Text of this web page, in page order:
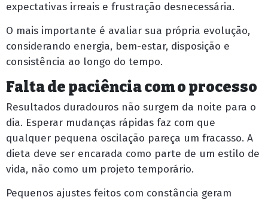
expectativas irreais e frustração desnecessária.
O mais importante é avaliar sua própria evolução,
considerando energia, bem-estar, disposição e
consistência ao longo do tempo.
Falta de paciência com o processo
Resultados duradouros não surgem da noite para o
dia. Esperar mudanças rápidas faz com que
qualquer pequena oscilação pareça um fracasso. A
dieta deve ser encarada como parte de um estilo de
vida, não como um projeto temporário.
Pequenos ajustes feitos com constância geram